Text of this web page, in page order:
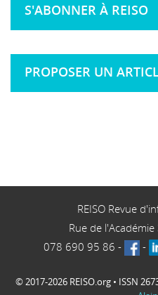
S'ABONNER À REISO
PROPOSER UN
REISO Revue
Rue de l'Académie
078 690 95 86 - -
© 2017-2026 REISO.org • ISSN